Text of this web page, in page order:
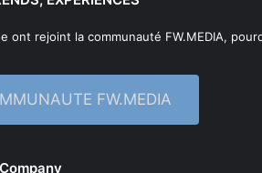
ont rejoint la communauté FW.MEDIA,
FW.MEDIA